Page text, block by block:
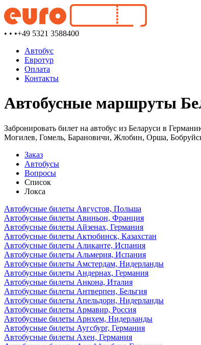
• • •+49 5321 3588400
Автобус
Евротур
Оплата
Контакты
Автобусные маршруты
Забронировать билет на автобус из Беларуси в
Могилев, Гомель, Барановичи, Жлобин, Орша,
Заказ
Автобусы
Вопросы
Список
Локса
Автобусные билеты Августов, Польша
Автобусные билеты Авиньон, Франция
Автобусные билеты Айзенах, Германия
Автобусные билеты Актюбинск, Казахстан
Автобусные билеты Аликанте, Испания
Автобусные билеты Альмерия, Испания
Автобусные билеты Амстердам, Нидерланды
Автобусные билеты Андернах, Германия
Автобусные билеты Анкона, Италия
Автобусные билеты Антверпен, Бельгия
Автобусные билеты Апельдорн, Нидерланды
Автобусные билеты Армавир, Россия
Автобусные билеты Арнхем, Нидерланды
Автобусные билеты Аугсбург, Германия
Автобусные билеты Ахен, Германия